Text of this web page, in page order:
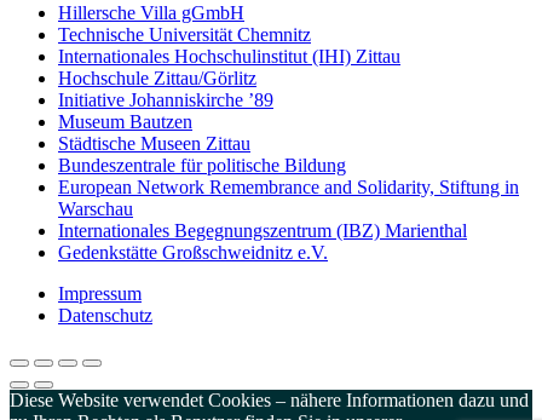
Hillersche Villa gGmbH
Technische Universität Chemnitz
Internationales Hochschulinstitut (IHI) Zittau
Hochschule Zittau/Görlitz
Initiative Johanniskirche ’89
Museum Bautzen
Städtische Museen Zittau
Bundeszentrale für politische Bildung
European Network Remembrance and Solidarity, Stiftung in
Warschau
Internationales Begegnungszentrum (IBZ) Marienthal
Gedenkstätte Großschweidnitz e.V.
Impressum
Datenschutz
Diese Website verwendet Cookies – nähere Informationen dazu und